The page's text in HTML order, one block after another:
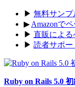
▶ 無料サンプ
▶ Amazonで
▶ 直販による
▶ 読者サポー
Ruby on Rails 5.0